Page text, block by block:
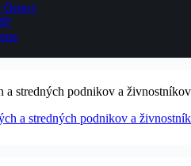
členov
a stredných podnikov a živnostníkov